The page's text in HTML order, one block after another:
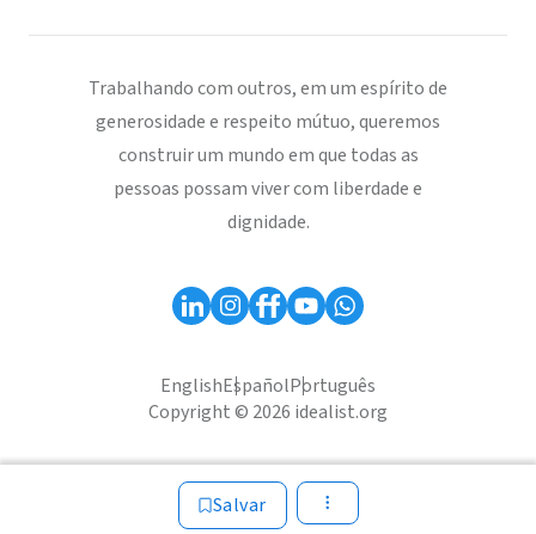
Salvar
Trabalhando com outros, em um espírito de
generosidade e respeito mútuo, queremos
construir um mundo em que todas as
pessoas possam viver com liberdade e
dignidade.
EnglishEspañolPortuguês
Copyright © 2026 idealist.org